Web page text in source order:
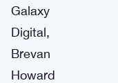
Galaxy
Digital,
Brevan
Howard